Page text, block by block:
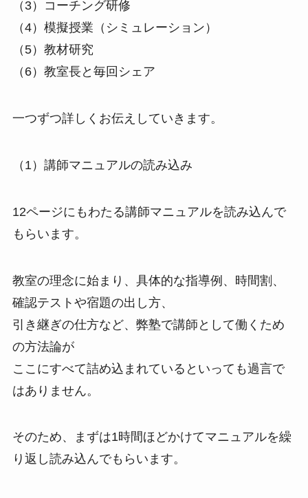
（3）コーチング研修
（4）模擬授業（シミュレーション）
（5）教材研究
（6）教室長と毎回シェア
一つずつ詳しくお伝えしていきます。
（1）講師マニュアルの読み込み
12ページにもわたる講師マニュアルを読み込んで
もらいます。
教室の理念に始まり、具体的な指導例、時間割、
確認テストや宿題の出し方、
引き継ぎの仕方など、弊塾で講師として働くため
の方法論が
ここにすべて詰め込まれているといっても過言で
はありません。
そのため、まずは1時間ほどかけてマニュアルを繰
り返し読み込んでもらいます。